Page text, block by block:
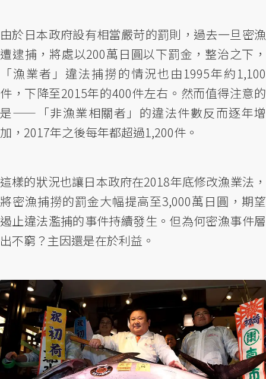
由於日本政府設有相當嚴苛的罰則，過去一旦密漁
遭逮捕，將處以200萬日圓以下罰金，整治之下，
「漁業者」違法捕撈的情況也由1995年約1,100
件，下降至2015年的400件左右。然而值得注意的
是——「非漁業相關者」的違法件數反而逐年增
加，2017年之後每年都超過1,200件。
這樣的狀況也讓日本政府在2018年底修改漁業法，
將密漁捕撈的罰金大幅提高至3,000萬日圓，期望
遏止違法濫捕的事件持續發生。但為何密漁事件層
出不窮？主因還是在於利益。